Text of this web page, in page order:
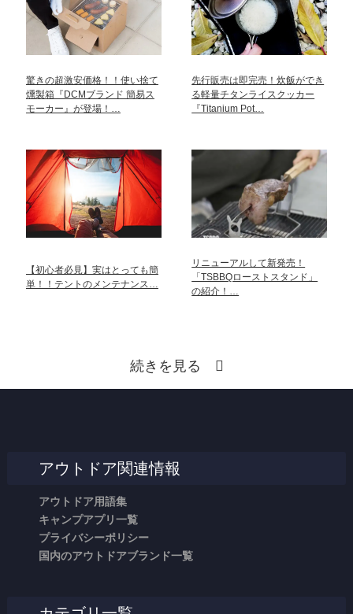
驚きの超激安価格！！使い捨て
燻製箱『DCMブランド 簡易ス
モーカー』が登場！…
先行販売は即完売！炊飯ができ
る軽量チタンライスクッカー
『Titanium Pot…
【初心者必見】実はとっても簡
単！！テントのメンテナンス…
リニューアルして新発売！
「TSBBQローストスタンド」
の紹介！…
続きを見る
アウトドア関連情報
アウトドア用語集
キャンプアプリ一覧
プライバシーポリシー
国内のアウトドアブランド一覧